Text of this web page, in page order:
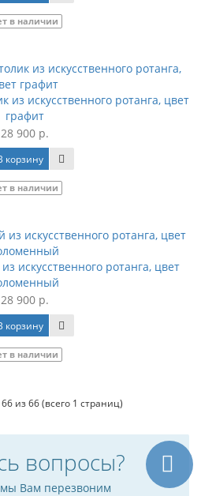
в наличии
искусственного ротанга, цвет
графит
28 900 р.
корзину
в наличии
искусственного ротанга, цвет
28 900 р.
корзину
в наличии
из 66 (всего 1 страниц)
вопросы?
Вам перезвоним